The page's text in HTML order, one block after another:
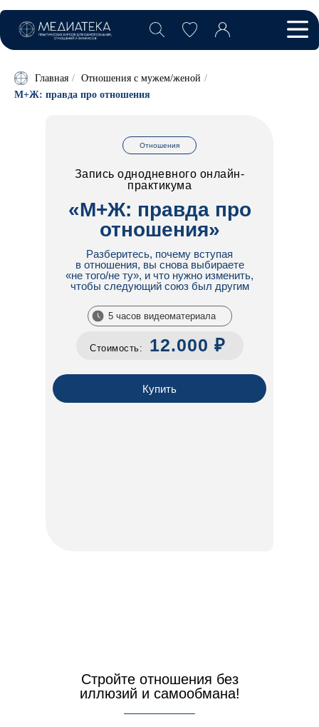
Главная / Отношения с мужем/женой /
М+Ж: правда про отношения
«М+Ж: правда про
отношения»
Разберитесь, почему вступая
в отношения, вы снова выбираете
«не того/не ту», и что нужно изменить,
чтобы следующий союз был другим
Купить
Запись однодневного онлайн-
практикума
Стоимость:
5 часов видеоматериала
12.000 ₽
Отношения
Стройте отношения без
иллюзий и самообмана!